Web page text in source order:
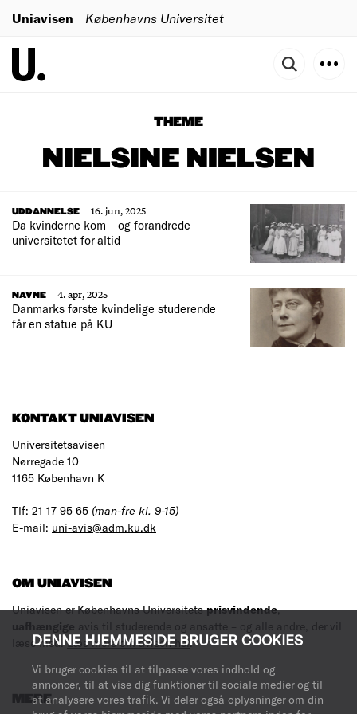
DENNE HJEMMESIDE BRUGER COOKIES
Vi bruger cookies til at tilpasse vores indhold og
annoncer, til at vise dig funktioner til sociale medier og til
at analysere vores trafik. Vi deler også oplysninger om din
Uniavisen Københavns Universitet
THEME
NIELSINE NIELSEN
UDDANNELSE
16. jun, 2025
Da kvinderne kom – og forandrede
universitetet for altid
NAVNE
4. apr, 2025
Danmarks første kvindelige studerende
får en statue på KU
KONTAKT UNIAVISEN
Universitetsavisen
Nørregade 10
1165 København K
Tlf: 21 17 95 65 (man-fre kl. 9-15)
E-mail: uni-avis@adm.ku.dk
OM UNIAVISEN
Uniavisen er Københavns Universitetsprisvindende,
uafhængige avis til studerende og ansatte – og alle andre, der vil
læse med.Læs mere om avisen her.
MERE